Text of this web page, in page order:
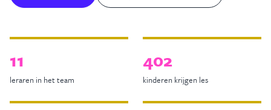
11
leraren in het team
402
kinderen krijgen les